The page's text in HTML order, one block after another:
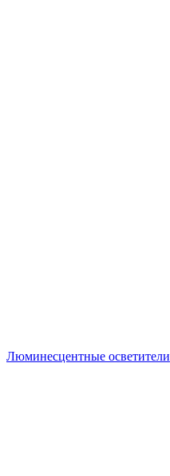
Люминесцентные осветители